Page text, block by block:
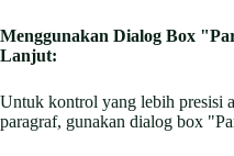
Menggunakan Dialog Box
Lanjut:
Untuk kontrol yang lebih presisi
paragraf, gunakan dialog box